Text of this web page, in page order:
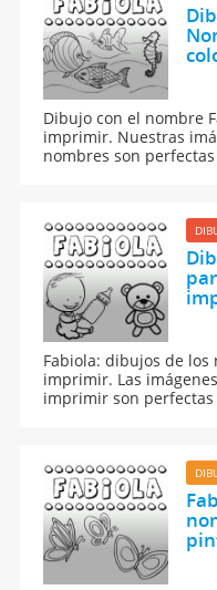
Dibujo con el nombre
imprimir. Nuestras
nombres son
Fabiola: dibujos de
imprimir. Las
imprimir son